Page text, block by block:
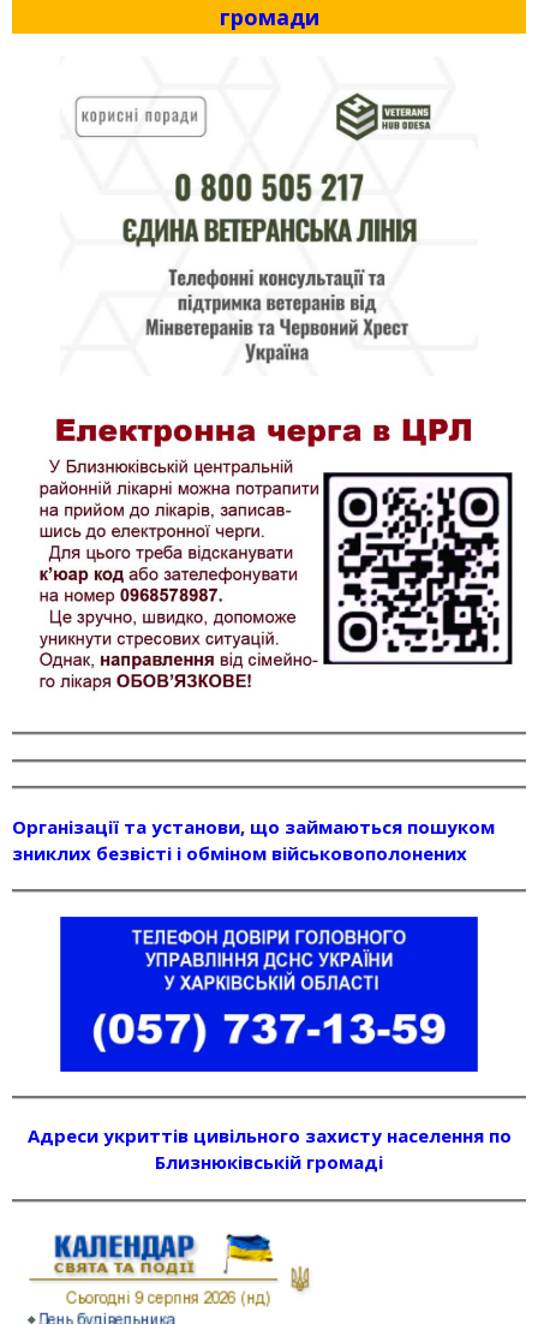
громади
Організації та установи, що займаються пошуком
зниклих безвісті і обміном військовополонених
Адреси укриттів цивільного захисту населення по
Близнюківській громаді